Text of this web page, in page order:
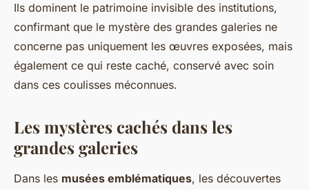
Ils dominent le patrimoine invisible des institutions,
confirmant que le mystère des grandes galeries ne
concerne pas uniquement les œuvres exposées, mais
également ce qui reste caché, conservé avec soin
dans ces coulisses méconnues.
Les mystères cachés dans les
grandes galeries
Dans les musées emblématiques, les découvertes